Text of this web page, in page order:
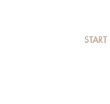
START